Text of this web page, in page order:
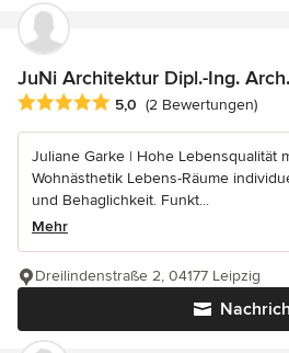
JuNi Architektur Dipl.-Ing.
Durchschnittliche Bewertung: 5 von
5,0 (2 Bewertungen)
Juliane Garke | Hohe Lebensqualität
Wohnästhetik Lebens-Räume
und Behaglichkeit. Funkt...
Mehr
Dreilindenstraße 2, 04177 Leipzig